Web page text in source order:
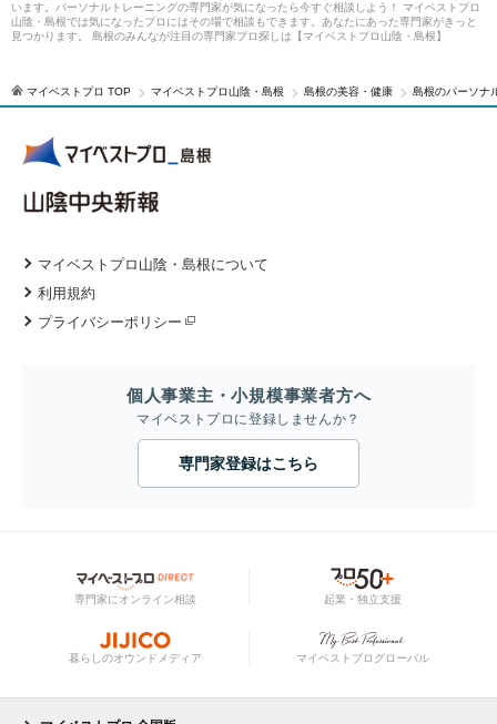
います。パーソナルトレーニングの専門家が気になったら今すぐ相談しよう！ マイベストプロ
山陰・島根では気になったプロにはその場で相談もできます。あなたにあった専門家がきっと
見つかります。 島根のみんなが注目の専門家プロ探しは【マイベストプロ山陰・島根】
マイベストプロ TOP マイベストプロ山陰・島根 島根の美容・健康 島根のパーソナ
マイベストプロ山陰・島根について
利用規約
プライバシーポリシー
個人事業主・小規模事業者方へ
マイベストプロに登録しませんか？
専門家登録はこちら
専門家にオンライン相談 起業・独立支援
暮らしのオウンドメディア マイベストプログローバル